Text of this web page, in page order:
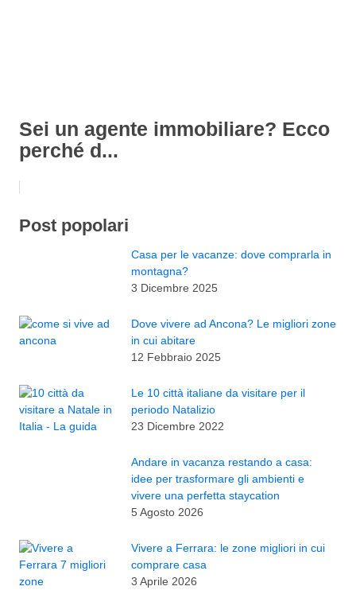
Sei un agente immobiliare? Ecco
perché d...
Post popolari
Casa per le vacanze: dove comprarla in
montagna?
3 Dicembre 2025
Dove vivere ad Ancona? Le migliori zone
in cui abitare
12 Febbraio 2025
Le 10 città italiane da visitare per il
periodo Natalizio
23 Dicembre 2022
Andare in vacanza restando a casa:
idee per trasformare gli ambienti e
vivere una perfetta staycation
5 Agosto 2026
Vivere a Ferrara: le zone migliori in cui
comprare casa
3 Aprile 2026